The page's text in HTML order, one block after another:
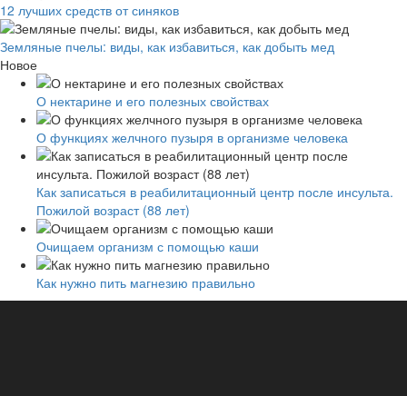
12 лучших средств от синяков
Земляные пчелы: виды, как избавиться, как добыть мед
Новое
О нектарине и его полезных свойствах
О функциях желчного пузыря в организме человека
Как записаться в реабилитационный центр после инсульта.
Пожилой возраст (88 лет)
Очищаем организм с помощью каши
Как нужно пить магнезию правильно